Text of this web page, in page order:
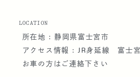
LOCATION
所在地 : 静岡県富士宮市
アクセス情報 : JR身延線 富士
お車の方はご連絡下さい